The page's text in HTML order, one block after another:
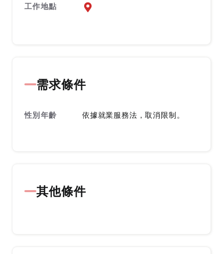
工作地點 前往查看地圖
需求條件
性別年齡 依據就業服務法，取消限制。
其他條件